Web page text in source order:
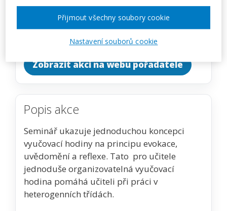
Zobrazit akci na webu pořadatele
Popis akce
Seminář ukazuje jednoduchou koncepci
vyučovací hodiny na principu evokace,
uvědomění a reflexe. Tato pro učitele
jednoduše organizovatelná vyučovací
hodina pomáhá učiteli při práci v
heterogenních třídách.
Nastavení souborů cookie
Přijmout všechny soubory cookie